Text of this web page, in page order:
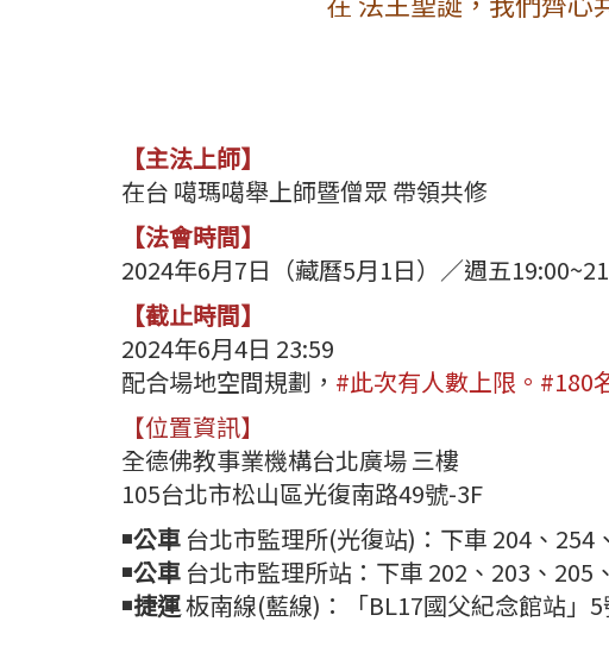
【主法上師】
在台 噶瑪噶舉上師暨僧眾 帶領共修
【法會時間】
2024年6月7日（藏曆5月1日）／週五
【截止時間】
2024年6月4日 23:59
配合場地空間規劃， #此次有人數上限。#180
【位置資訊】
全德佛教事業機構台北廣場 三樓
105台北市松山區光復南路49號-3F
￭公車 台北市監理所(光復站)：下車 204、254
￭公車 台北市監理所站：下車 202、203、205
￭捷運板南線(藍線)：「BL17國父紀念館站」